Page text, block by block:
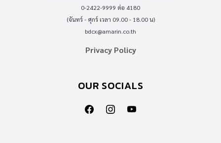
0-2422-9999 ต่อ 4180
(จันทร์ - ศุกร์ เวลา 09.00 - 18.00 น)
bdcx@amarin.co.th
Privacy Policy
OUR SOCIALS